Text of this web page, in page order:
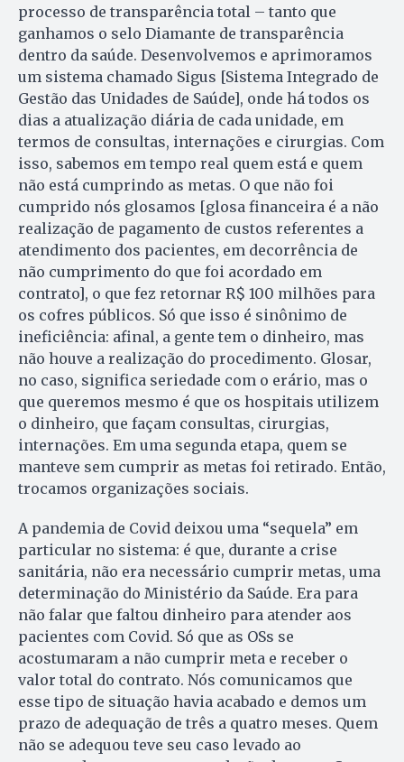
processo de transparência total – tanto que
ganhamos o selo Diamante de transparência
dentro da saúde. Desenvolvemos e aprimoramos
um sistema chamado Sigus [Sistema Integrado de
Gestão das Unidades de Saúde], onde há todos os
dias a atualização diária de cada unidade, em
termos de consultas, internações e cirurgias. Com
isso, sabemos em tempo real quem está e quem
não está cumprindo as metas. O que não foi
cumprido nós glosamos [glosa financeira é a não
realização de pagamento de custos referentes a
atendimento dos pacientes, em decorrência de
não cumprimento do que foi acordado em
contrato], o que fez retornar R$ 100 milhões para
os cofres públicos. Só que isso é sinônimo de
ineficiência: afinal, a gente tem o dinheiro, mas
não houve a realização do procedimento. Glosar,
no caso, significa seriedade com o erário, mas o
que queremos mesmo é que os hospitais utilizem
o dinheiro, que façam consultas, cirurgias,
internações. Em uma segunda etapa, quem se
manteve sem cumprir as metas foi retirado. Então,
trocamos organizações sociais.
A pandemia de Covid deixou uma “sequela” em
particular no sistema: é que, durante a crise
sanitária, não era necessário cumprir metas, uma
determinação do Ministério da Saúde. Era para
não falar que faltou dinheiro para atender aos
pacientes com Covid. Só que as OSs se
acostumaram a não cumprir meta e receber o
valor total do contrato. Nós comunicamos que
esse tipo de situação havia acabado e demos um
prazo de adequação de três a quatro meses. Quem
não se adequou teve seu caso levado ao